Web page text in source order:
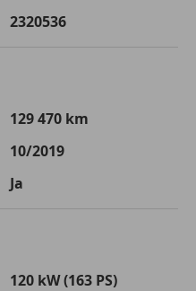
234,80
1-10
2320536
129 470 km
10/2019
Ja
120 kW (163 PS)